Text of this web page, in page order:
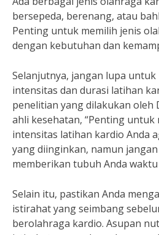
bersepeda, berenang, atau
Penting untuk memilih jenis
dengan kebutuhan dan
Selanjutnya, jangan lupa
intensitas dan durasi latihan
penelitian yang dilakukan oleh
ahli kesehatan, “Penting
intensitas latihan kardio Anda
yang diinginkan, namun
memberikan tubuh Anda
Selain itu, pastikan Anda
istirahat yang seimbang
berolahraga kardio. Asupan